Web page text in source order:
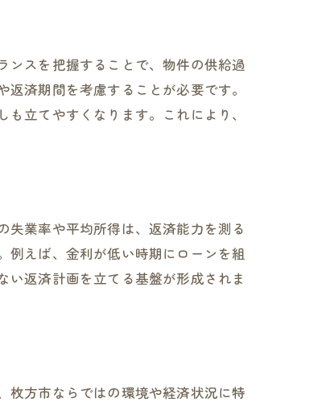
ンスを把握することで、物件の供給過
済期間を考慮することが必要です。
立てやすくなります。これにより、
業率や平均所得は、返済能力を測る
例えば、金利が低い時期にローンを組
返済計画を立てる基盤が形成されま
枚方市ならではの環境や経済状況に特